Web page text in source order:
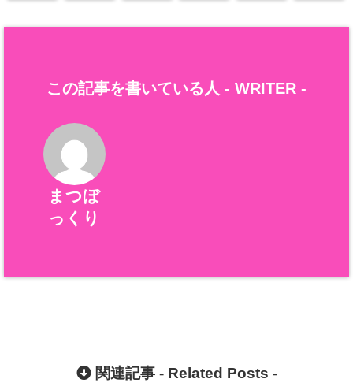
この記事を書いている人 - WRITER -
まつぼ
っくり
関連記事 - Related Posts -